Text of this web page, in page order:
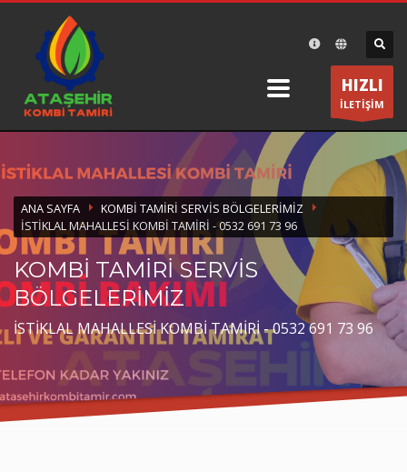
DESTEK
Ataşehir Kombi Tamiri olarak bir telefon kadar size
yakınız.
ÇALIŞMA SAATLERİ
Pazartesi-Cumartesi 8:30 19:30
HIZLI
İLETİŞİM
ANA SAYFA
KOMBI TAMIRI SERVIS BÖLGELERIMIZ
İSTIKLAL MAHALLESI KOMBI TAMIRI - 0532 691 73 96
KOMBİ TAMİRİ SERVİS
BÖLGELERİMİZ
İSTİKLAL MAHALLESİ KOMBİ TAMİRİ - 0532 691 73 96